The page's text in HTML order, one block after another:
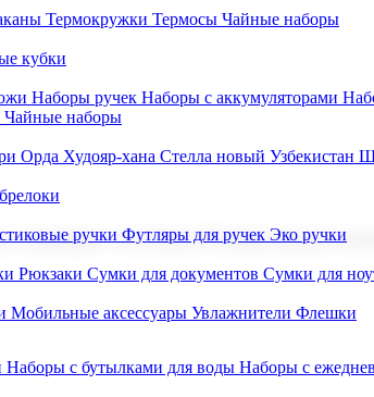
Термокружки Термосы Чайные наборы
кубки
Наборы ручек Наборы с аккумуляторами
Чайные наборы
Орда Худояр-хана Стелла новый Узбекистан
ручки Футляры для ручек Эко ручки
Рюкзаки Сумки для документов Сумки для
Мобильные аксессуары Увлажнители Флешки
с логотипом. В нашем каталоге вы
Наборы с бутылками для воды Наборы с